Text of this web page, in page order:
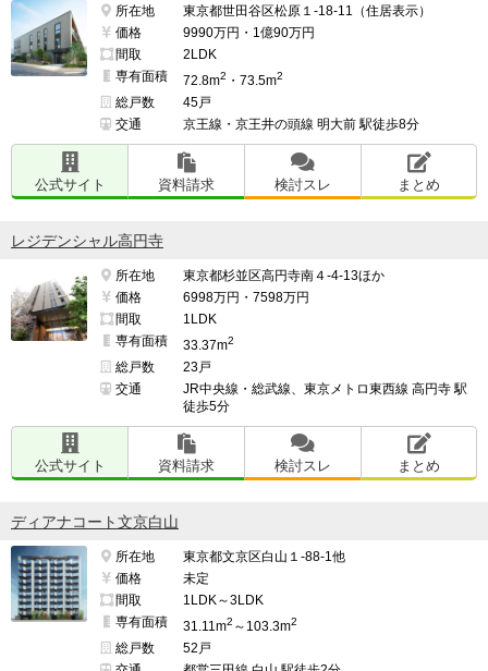
所在地
東京都世田谷区松原１-18-11（住居表示）
価格
9990万円・1億90万円
間取
2LDK
専有面積
72.8m2 ・73.5m2
総戸数
45戸
交通
京王線・京王井の頭線 明大前 駅徒歩8分
公式サイト 資料請求 検討スレ まとめ
レジデンシャル高円寺
所在地
東京都杉並区高円寺南４-4-13ほか
価格
6998万円・7598万円
間取
1LDK
専有面積
33.37m2
総戸数
23戸
交通
JR中央線・総武線、東京メトロ東西線 高円寺 駅
徒歩5分
公式サイト 資料請求 検討スレ まとめ
ディアナコート文京白山
所在地
東京都文京区白山１-88-1他
価格
未定
間取
1LDK～3LDK
専有面積
31.11m2 ～103.3m2
総戸数
52戸